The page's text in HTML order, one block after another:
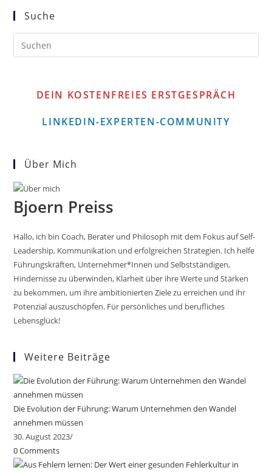
Suche
DEIN KOSTENFREIES ERSTGESPRÄCH
LINKEDIN-EXPERTEN-COMMUNITY
Über Mich
Bjoern Preiss
Hallo, ich bin Coach, Berater und Philosoph mit dem Fokus auf Self-
Leadership, Kommunikation und erfolgreichen Strategien. Ich helfe
Führungskräften, Unternehmer*Innen und Selbstständigen,
Hindernisse zu überwinden, Klarheit über ihre Werte und Stärken
zu bekommen, um ihre ambitionierten Ziele zu erreichen und ihr
Potenzial auszuschöpfen. Für persönliches und berufliches
Lebensglück!
Weitere Beiträge
Die Evolution der Führung: Warum Unternehmen den Wandel
annehmen müssen
30. August 2023/
0 Comments